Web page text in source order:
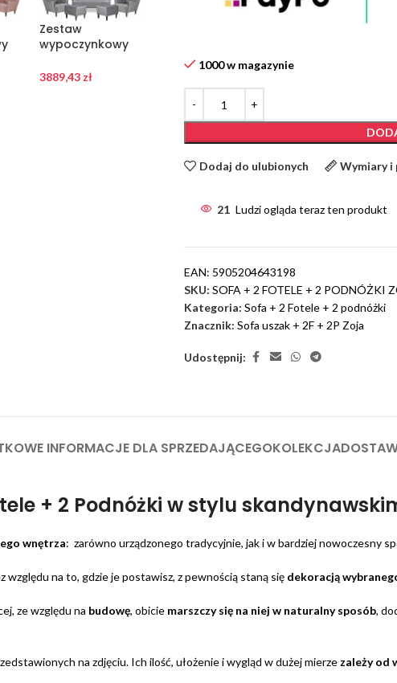
Zestaw
wypoczynkowy
Family Meble
3889,43 zł
sofa + 2 fotele
Family Meble
sofa + 2 fotele
Family Meble
1000 w magazynie
Dodaj do ulubionych Wymiary i
21 Ludzi ogląda teraz ten produkt
EAN: 5905204643198
SKU: SOFA + 2 FOTELE + 2 PODNÓŻKI
Kategoria: Sofa + 2 Fotele + 2 podnóżki
Znacznik: Sofa uszak + 2F + 2P Zoja
Udostępnij:
INFORMACJE DLA SPRZEDAJĄCEGOKOLEKCJA
+ 2 Podnóżki w stylu
wnętrza: zarówno urządzonego tradycyjnie, jak i w bardziej nowoczesny
względu na to, gdzie je postawisz, z pewnością staną się dekoracją
ze względu na budowę, obicie marszczy się na niej w naturalny sposób,
na zdjęciu. Ich ilość, ułożenie i wygląd w dużej mierzezależy od